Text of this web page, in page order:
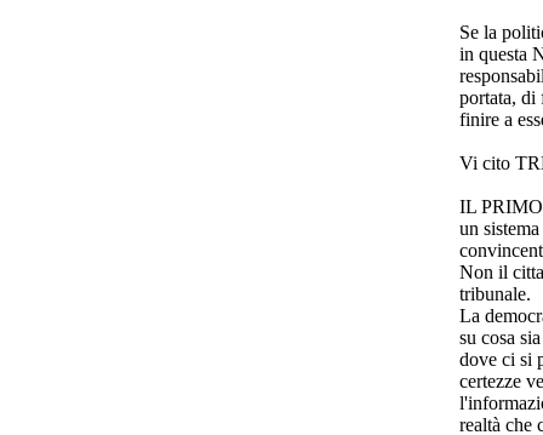
Se la
in questa
portata, di
finire a
Vi cito
IL
un
Non il
tribunale.
La
su cosa
dove ci si
certezze
realtà che